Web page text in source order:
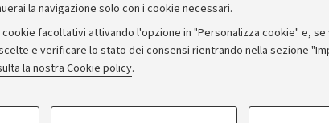
la navigazione solo con i cookie necessari.
facoltativi attivando l'opzione in "Personalizza cookie" e,
e verificare lo stato dei consensi rientrando nella sezione
la nostra Cookie policy.
- FACOLTATIVI
Bilanci
Donazioni e 5x1000
Merchandising - UniboStore